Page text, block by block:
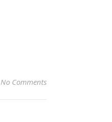
No Comments